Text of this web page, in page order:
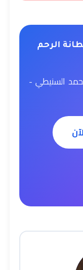
الرحم
السنيطي -